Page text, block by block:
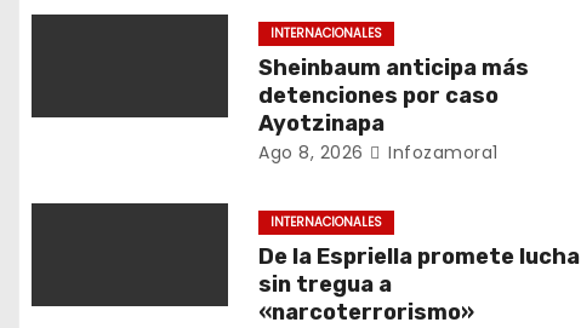
ó
d
INTERNACIONALES
Sheinbaum anticipa más
detenciones por caso
Ayotzinapa
Ago 8, 2026 Infozamora1
INTERNACIONALES
De la Espriella promete lucha
sin tregua a
«narcoterrorismo»